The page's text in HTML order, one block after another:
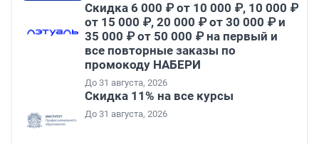
Скидка 6 000 ₽ от 10 000 ₽, 10 000 ₽
от 15 000 ₽, 20 000 ₽ от 30 000 ₽ и
35 000 ₽ от 50 000 ₽ на первый и
все повторные заказы по
промокоду НАБЕРИ
До 31 августа, 2026
Скидка 11% на все курсы
До 31 августа, 2026